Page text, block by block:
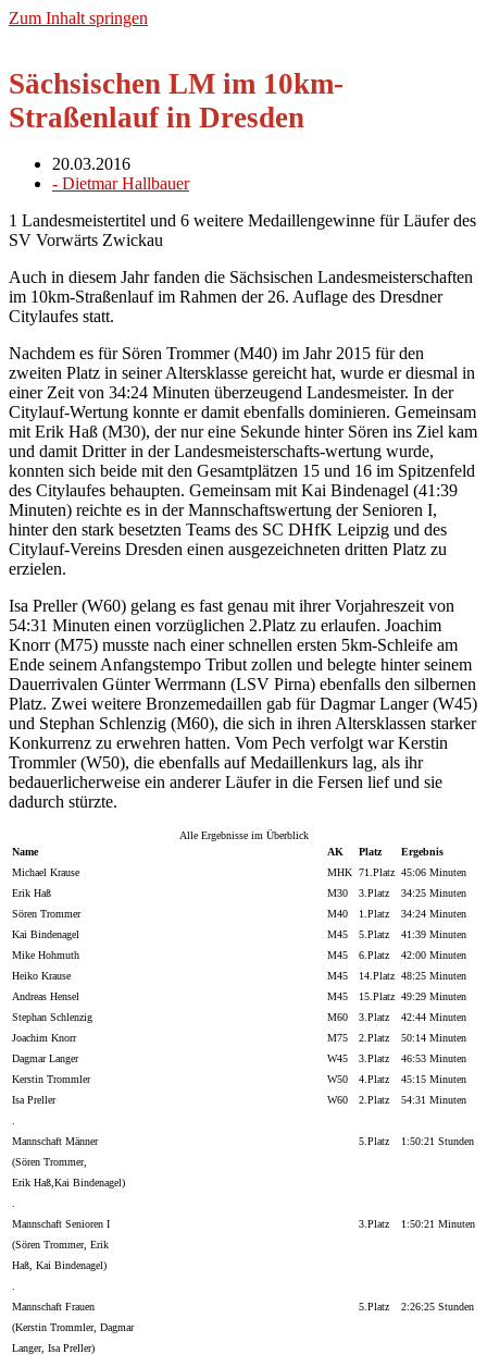
Zum Inhalt springen
Sächsischen LM im 10km-
Straßenlauf in Dresden
20.03.2016
- Dietmar Hallbauer
1 Landesmeistertitel und 6 weitere Medaillengewinne für Läufer des
SV Vorwärts Zwickau
Auch in diesem Jahr fanden die Sächsischen Landesmeisterschaften
im 10km-Straßenlauf im Rahmen der 26. Auflage des Dresdner
Citylaufes statt.
Nachdem es für Sören Trommer (M40) im Jahr 2015 für den
zweiten Platz in seiner Altersklasse gereicht hat, wurde er diesmal in
einer Zeit von 34:24 Minuten überzeugend Landesmeister. In der
Citylauf-Wertung konnte er damit ebenfalls dominieren. Gemeinsam
mit Erik Haß (M30), der nur eine Sekunde hinter Sören ins Ziel kam
und damit Dritter in der Landesmeisterschafts-wertung wurde,
konnten sich beide mit den Gesamtplätzen 15 und 16 im Spitzenfeld
des Citylaufes behaupten. Gemeinsam mit Kai Bindenagel (41:39
Minuten) reichte es in der Mannschaftswertung der Senioren I,
hinter den stark besetzten Teams des SC DHfK Leipzig und des
Citylauf-Vereins Dresden einen ausgezeichneten dritten Platz zu
erzielen.
Isa Preller (W60) gelang es fast genau mit ihrer Vorjahreszeit von
54:31 Minuten einen vorzüglichen 2.Platz zu erlaufen. Joachim
Knorr (M75) musste nach einer schnellen ersten 5km-Schleife am
Ende seinem Anfangstempo Tribut zollen und belegte hinter seinem
Dauerrivalen Günter Werrmann (LSV Pirna) ebenfalls den silbernen
Platz. Zwei weitere Bronzemedaillen gab für Dagmar Langer (W45)
und Stephan Schlenzig (M60), die sich in ihren Altersklassen starker
Konkurrenz zu erwehren hatten. Vom Pech verfolgt war Kerstin
Trommler (W50), die ebenfalls auf Medaillenkurs lag, als ihr
bedauerlicherweise ein anderer Läufer in die Fersen lief und sie
dadurch stürzte.
Alle Ergebnisse im Überblick
Name
AK Platz
Ergebnis
Michael Krause
MHK 71.Platz 45:06 Minuten
Erik Haß
M30 3.Platz
34:25 Minuten
Sören Trommer
M40 1.Platz
34:24 Minuten
Kai Bindenagel
M45 5.Platz
41:39 Minuten
Mike Hohmuth
M45 6.Platz
42:00 Minuten
Heiko Krause
M45 14.Platz 48:25 Minuten
Andreas Hensel
M45 15.Platz 49:29 Minuten
Stephan Schlenzig
M60 3.Platz
42:44 Minuten
Joachim Knorr
M75 2.Platz
50:14 Minuten
Dagmar Langer
W45 3.Platz
46:53 Minuten
Kerstin Trommler
W50 4.Platz
45:15 Minuten
Isa Preller
W60 2.Platz
54:31 Minuten
Mannschaft Männer
5.Platz
1:50:21 Stunden
(Sören Trommer,
Erik Haß,Kai Bindenagel)
Mannschaft Senioren I
3.Platz
1:50:21 Minuten
(Sören Trommer, Erik
Haß, Kai Bindenagel)
Mannschaft Frauen
5.Platz
2:26:25 Stunden
(Kerstin Trommler, Dagmar
Langer, Isa Preller)